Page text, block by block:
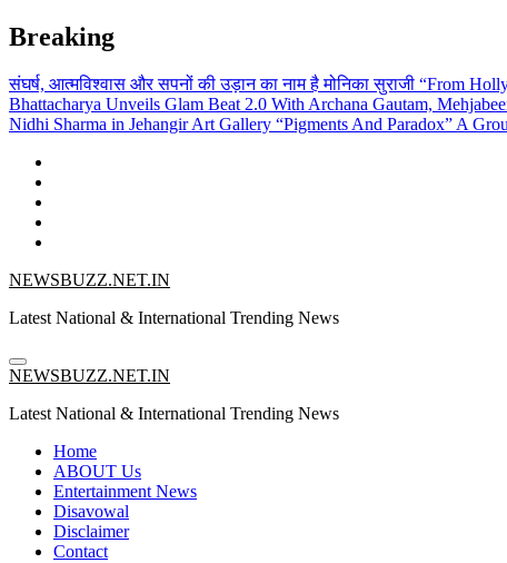
Skip
to
content
Breaking
संघर्ष, आत्मविश्वास और सपनों की उड़ान का नाम है मोनिका सुराजी “From
Bhattacharya Unveils Glam Beat 2.0 With Archana Gautam,
Nidhi Sharma in Jehangir Art Gallery “Pigments And Paradox” A
NEWSBUZZ.NET.IN
Latest National & International Trending News
NEWSBUZZ.NET.IN
Latest National & International Trending News
Home
ABOUT Us
Entertainment News
Disavowal
Disclaimer
Contact